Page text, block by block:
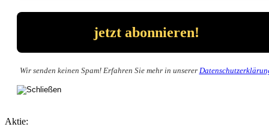
Wir senden keinen Spam! Erfahren Sie mehr in unserer
Aktie: